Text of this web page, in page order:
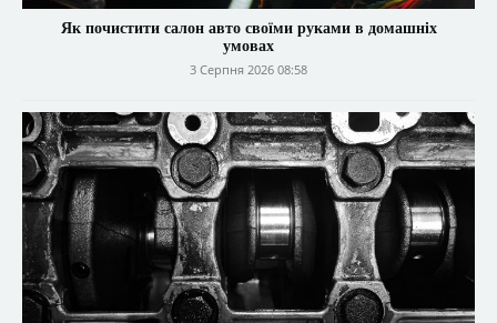
Як почистити салон авто своїми руками в домашніх
умовах
3 Серпня 2026 08:58